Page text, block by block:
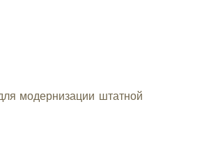
модернизации штатной